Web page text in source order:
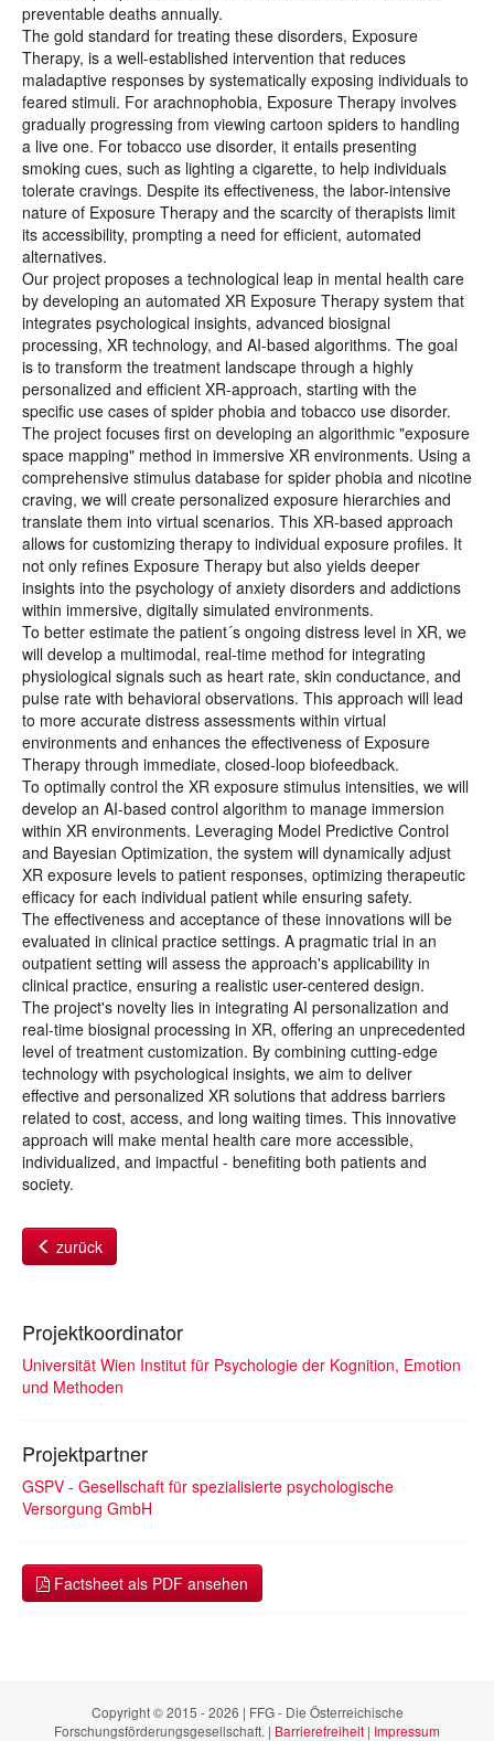
preventable deaths annually.
The gold standard for treating these disorders, Exposure
Therapy, is a well-established intervention that reduces
maladaptive responses by systematically exposing individuals to
feared stimuli. For arachnophobia, Exposure Therapy involves
gradually progressing from viewing cartoon spiders to handling
a live one. For tobacco use disorder, it entails presenting
smoking cues, such as lighting a cigarette, to help individuals
tolerate cravings. Despite its effectiveness, the labor-intensive
nature of Exposure Therapy and the scarcity of therapists limit
its accessibility, prompting a need for efficient, automated
alternatives.
Our project proposes a technological leap in mental health care
by developing an automated XR Exposure Therapy system that
integrates psychological insights, advanced biosignal
processing, XR technology, and AI-based algorithms. The goal
is to transform the treatment landscape through a highly
personalized and efficient XR-approach, starting with the
specific use cases of spider phobia and tobacco use disorder.
The project focuses first on developing an algorithmic "exposure
space mapping" method in immersive XR environments. Using a
comprehensive stimulus database for spider phobia and nicotine
craving, we will create personalized exposure hierarchies and
translate them into virtual scenarios. This XR-based approach
allows for customizing therapy to individual exposure profiles. It
not only refines Exposure Therapy but also yields deeper
insights into the psychology of anxiety disorders and addictions
within immersive, digitally simulated environments.
To better estimate the patient´s ongoing distress level in XR, we
will develop a multimodal, real-time method for integrating
physiological signals such as heart rate, skin conductance, and
pulse rate with behavioral observations. This approach will lead
to more accurate distress assessments within virtual
environments and enhances the effectiveness of Exposure
Therapy through immediate, closed-loop biofeedback.
To optimally control the XR exposure stimulus intensities, we will
develop an AI-based control algorithm to manage immersion
within XR environments. Leveraging Model Predictive Control
and Bayesian Optimization, the system will dynamically adjust
XR exposure levels to patient responses, optimizing therapeutic
efficacy for each individual patient while ensuring safety.
The effectiveness and acceptance of these innovations will be
evaluated in clinical practice settings. A pragmatic trial in an
outpatient setting will assess the approach's applicability in
clinical practice, ensuring a realistic user-centered design.
The project's novelty lies in integrating AI personalization and
real-time biosignal processing in XR, offering an unprecedented
level of treatment customization. By combining cutting-edge
technology with psychological insights, we aim to deliver
effective and personalized XR solutions that address barriers
related to cost, access, and long waiting times. This innovative
approach will make mental health care more accessible,
individualized, and impactful - benefiting both patients and
society.
zurück
Projektkoordinator
Universität Wien Institut für Psychologie der Kognition, Emotion
und Methoden
Projektpartner
GSPV - Gesellschaft für spezialisierte psychologische
Versorgung GmbH
Factsheet als PDF ansehen
Copyright © 2015 - 2026 | FFG - Die Österreichische
Forschungsförderungsgesellschaft. | Barrierefreiheit | Impressum